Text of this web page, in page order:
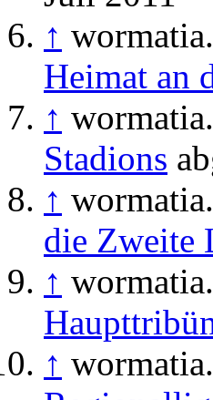
↑
Heimat an
↑
Stadions
↑
die Zweite
↑
↑